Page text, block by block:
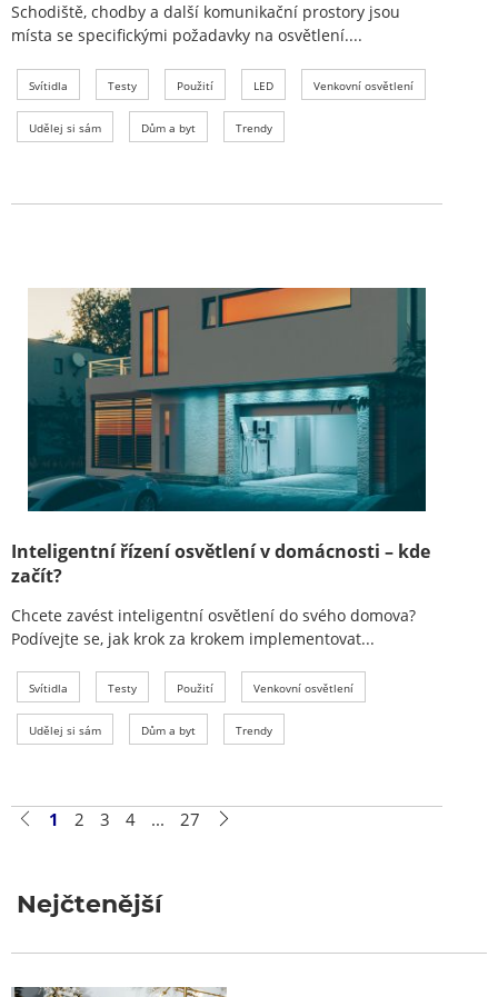
Schodiště, chodby a další komunikační prostory jsou
místa se specifickými požadavky na osvětlení....
Svítidla Testy Použití LED Venkovní osvětlení
Udělej si sám Dům a byt Trendy
Inteligentní řízení osvětlení v domácnosti – kde
začít?
Chcete zavést inteligentní osvětlení do svého domova?
Podívejte se, jak krok za krokem implementovat...
Svítidla Testy Použití Venkovní osvětlení
Udělej si sám Dům a byt Trendy
1 2 3 4 ... 27
Nejčtenější